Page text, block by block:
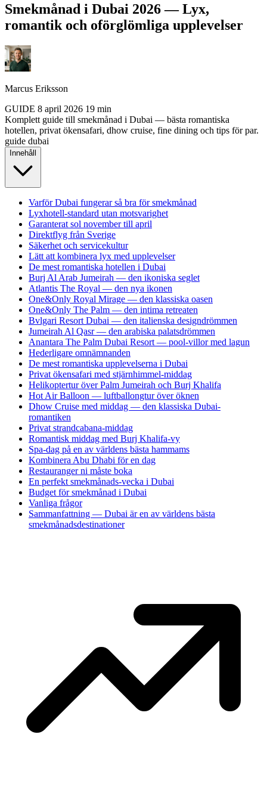
Smekmånad i Dubai 2026 — Lyx,
romantik och oförglömliga upplevelser
Marcus Eriksson
GUIDE 8 april 2026 19 min
Komplett guide till smekmånad i Dubai — bästa romantiska
hotellen, privat ökensafari, dhow cruise, fine dining och tips för par.
guide dubai
Innehåll
Varför Dubai fungerar så bra för smekmånad
Lyxhotell-standard utan motsvarighet
Garanterat sol november till april
Direktflyg från Sverige
Säkerhet och servicekultur
Lätt att kombinera lyx med upplevelser
De mest romantiska hotellen i Dubai
Burj Al Arab Jumeirah — den ikoniska seglet
Atlantis The Royal — den nya ikonen
One&Only Royal Mirage — den klassiska oasen
One&Only The Palm — den intima retreaten
Bvlgari Resort Dubai — den italienska designdrömmen
Jumeirah Al Qasr — den arabiska palatsdrömmen
Anantara The Palm Dubai Resort — pool-villor med lagun
Hederligare omnämnanden
De mest romantiska upplevelserna i Dubai
Privat ökensafari med stjärnhimmel-middag
Helikoptertur över Palm Jumeirah och Burj Khalifa
Hot Air Balloon — luftballongtur över öknen
Dhow Cruise med middag — den klassiska Dubai-
romantiken
Privat strandcabana-middag
Romantisk middag med Burj Khalifa-vy
Spa-dag på en av världens bästa hammams
Kombinera Abu Dhabi för en dag
Restauranger ni måste boka
En perfekt smekmånads-vecka i Dubai
Budget för smekmånad i Dubai
Vanliga frågor
Sammanfattning — Dubai är en av världens bästa
smekmånadsdestinationer